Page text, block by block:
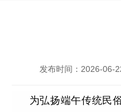
发布时间：2026-06-
为弘扬端午传统民